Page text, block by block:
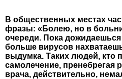
В общественных местах
фразы: «Болею, но в
очереди. Пока дожидаешься
больше вирусов
выдумка. Таких людей, кто
самолечение, пренебрегая
врача, действительно,